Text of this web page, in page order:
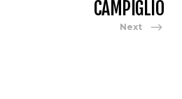
CAMPIGLIO
Next